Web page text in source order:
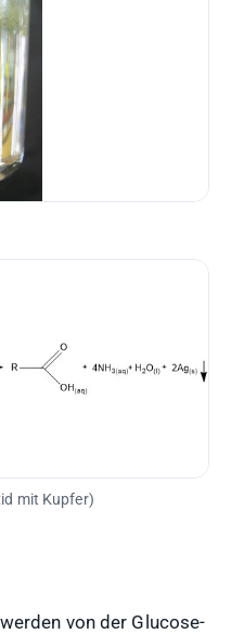
mit Kupfer)
von der Glucose-